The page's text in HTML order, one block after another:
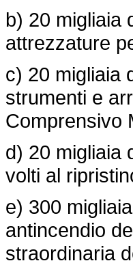
b) 20 migliaia
attrezzature
c) 20 migliaia
strumenti e
Comprensivo
d) 20 migliaia
volti al
e) 300
antincendio
straordinaria